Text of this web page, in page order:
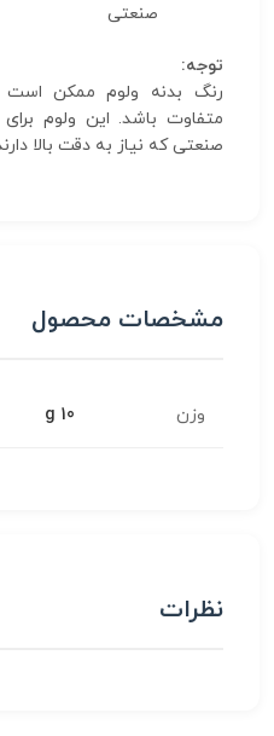
صنعتی
توجه:
رنگ بدنه ولوم ممکن است
متفاوت باشد. این ولوم برای
صنعتی که نیاز به دقت بالا
مشخصات محصول
وزن 10 g
نظرات